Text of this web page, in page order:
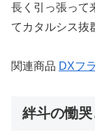
長く引っ張って
てカタルシス抜
関連商品 DXフ
絆斗の慟